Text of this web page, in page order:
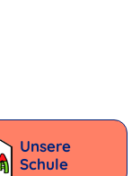
Unsere
Schule